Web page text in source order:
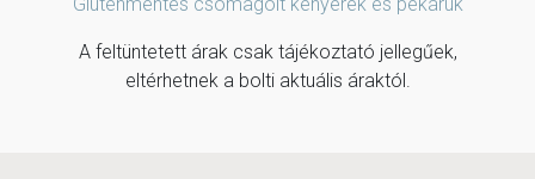
A feltüntetett árak csak tájékoztató jellegűek,
eltérhetnek a bolti aktuális áraktól.